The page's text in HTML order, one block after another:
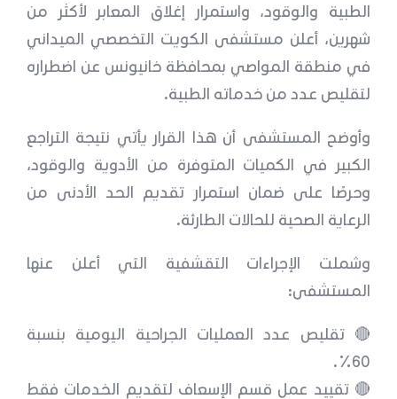
الطبية والوقود، واستمرار إغلاق المعابر لأكثر من
شهرين، أعلن مستشفى الكويت التخصصي الميداني
في منطقة المواصي بمحافظة خانيونس عن اضطراره
لتقليص عدد من خدماته الطبية.
وأوضح المستشفى أن هذا القرار يأتي نتيجة التراجع
الكبير في الكميات المتوفرة من الأدوية والوقود،
وحرصًا على ضمان استمرار تقديم الحد الأدنى من
الرعاية الصحية للحالات الطارئة.
وشملت الإجراءات التقشفية التي أعلن عنها
المستشفى:
🔴 تقليص عدد العمليات الجراحية اليومية بنسبة
60٪.
🔴 تقييد عمل قسم الإسعاف لتقديم الخدمات فقط